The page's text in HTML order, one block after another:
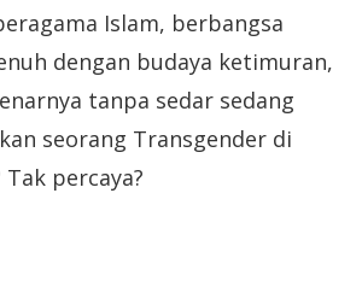
Islam, berbangsa
dengan budaya ketimuran,
tanpa sedar sedang
seorang Transgender di
percaya?